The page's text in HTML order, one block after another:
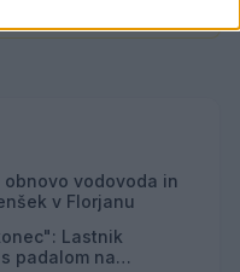
vodovoda in
v Florjanu
Lastnik
padalom na